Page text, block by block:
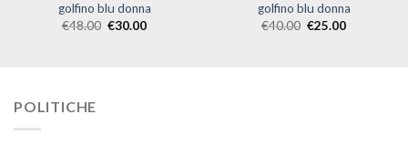
golfino blu donna
€48.00 €30.00
golfino blu donna
€40.00 €25.00
POLITICHE